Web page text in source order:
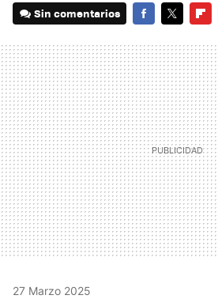
Sin comentarios
27 Marzo 2025